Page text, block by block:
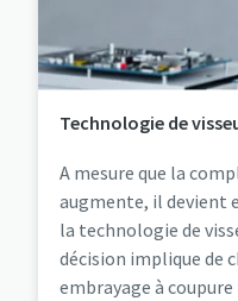
Technologie de
A mesure que la
augmente, il devient
la technologie de
décision implique de
embrayage à